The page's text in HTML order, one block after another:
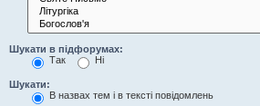
Шукати в підфорумах:
Так
Ні
Шукати:
В назвах тем і в тексті повідомлень